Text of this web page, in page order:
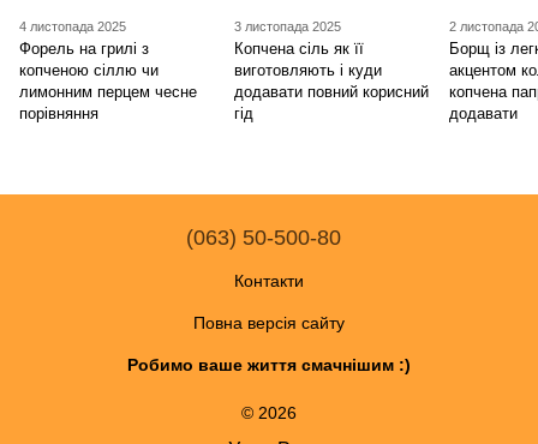
4 листопада 2025
Форель на грилі з
копченою сіллю чи
лимонним перцем чесне
порівняння
3 листопада 2025
Копчена сіль як її
виготовляють і куди
додавати повний корисний
гід
2 листопада
Борщ із
акцентом
копчена
додавати
(063) 50-500-80
Контакти
Повна версія сайту
Робимо ваше життя смачнішим :)
© 2026